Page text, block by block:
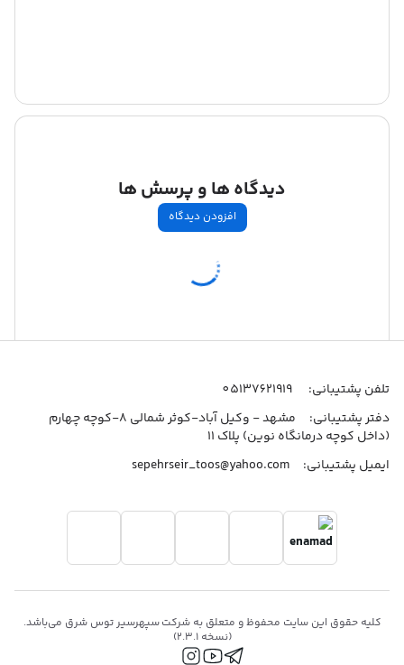
دیدگاه ها و پرسش ها
افزودن دیدگاه
اطلاعات تماس
تلفن پشتیبانی:
05137621919
دفتر پشتیبانی:
مشهد - وکیل آباد-کوثر شمالی 8-کوچه چهارم
(داخل کوچه درمانگاه نوین) پلاک 11
ایمیل پشتیبانی:
sepehrseir_toos@yahoo.com
کلیه حقوق این سایت محفوظ و متعلق به شرکتسپهرسیر توس شرق می‌باشد.
(نسخه2.3.1
)